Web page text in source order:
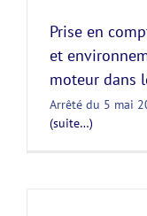
Prise en
et
moteur dans
Arrêté du 5 mai
(suite…)